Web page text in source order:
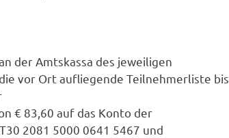
der Amtskassa des jeweiligen
vor Ort aufliegende Teilnehmerliste bis
€ 83,60 auf das Konto der
2081 5000 0641 5467 und